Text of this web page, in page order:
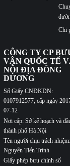
Chi
CÔNG TY CP
VẬN QUỐC TẾ
NỘI ĐỊA ĐÔNG
DƯƠNG
Số Giấy CNĐKDN:
0107912577, cấp ngày
07-12
Nơi cấp: Sở kế hoạch và
thành phố Hà Nội
Tên người chịu trách nhiệm:
Nguyễn Tiến Trình
Giấy phép bưu chính số